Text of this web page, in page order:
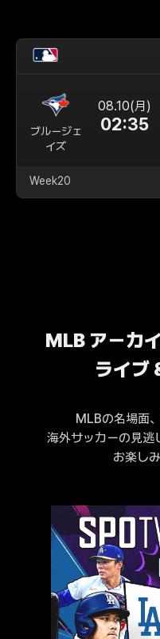
ブルージェ
イズ
08.10(月)
02:35
Week20
MLB アーカ
ライブ
MLBの名場面
海外サッカーの見逃
お楽し